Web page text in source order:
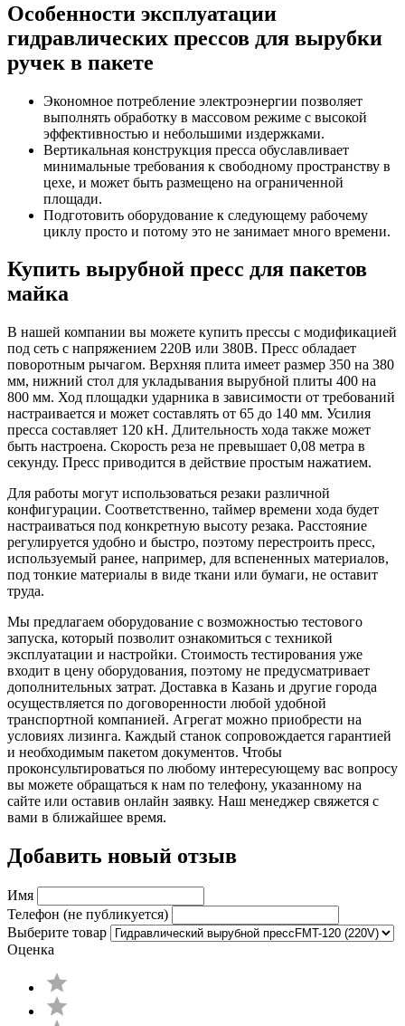
Особенности эксплуатации
гидравлических прессов для вырубки
ручек в пакете
Экономное потребление электроэнергии позволяет
выполнять обработку в массовом режиме с высокой
эффективностью и небольшими издержками.
Вертикальная конструкция пресса обуславливает
минимальные требования к свободному пространству в
цехе, и может быть размещено на ограниченной
площади.
Подготовить оборудование к следующему рабочему
циклу просто и потому это не занимает много времени.
Купить вырубной пресс для пакетов
майка
В нашей компании вы можете купить прессы с модификацией
под сеть с напряжением 220В или 380В. Пресс обладает
поворотным рычагом. Верхняя плита имеет размер 350 на 380
мм, нижний стол для укладывания вырубной плиты 400 на
800 мм. Ход площадки ударника в зависимости от требований
настраивается и может составлять от 65 до 140 мм. Усилия
пресса составляет 120 кН. Длительность хода также может
быть настроена. Скорость реза не превышает 0,08 метра в
секунду. Пресс приводится в действие простым нажатием.
Для работы могут использоваться резаки различной
конфигурации. Соответственно, таймер времени хода будет
настраиваться под конкретную высоту резака. Расстояние
регулируется удобно и быстро, поэтому перестроить пресс,
используемый ранее, например, для вспененных материалов,
под тонкие материалы в виде ткани или бумаги, не оставит
труда.
Мы предлагаем оборудование с возможностью тестового
запуска, который позволит ознакомиться с техникой
эксплуатации и настройки. Стоимость тестирования уже
входит в цену оборудования, поэтому не предусматривает
дополнительных затрат. Доставка в Казань и другие города
осуществляется по договоренности любой удобной
транспортной компанией. Агрегат можно приобрести на
условиях лизинга. Каждый станок сопровождается гарантией
и необходимым пакетом документов. Чтобы
проконсультироваться по любому интересующему вас вопросу
вы можете обращаться к нам по телефону, указанному на
сайте или оставив онлайн заявку. Наш менеджер свяжется с
вами в ближайшее время.
Добавить новый отзыв
Имя
Телефон (не публикуется)
Выберите товар
Оценка